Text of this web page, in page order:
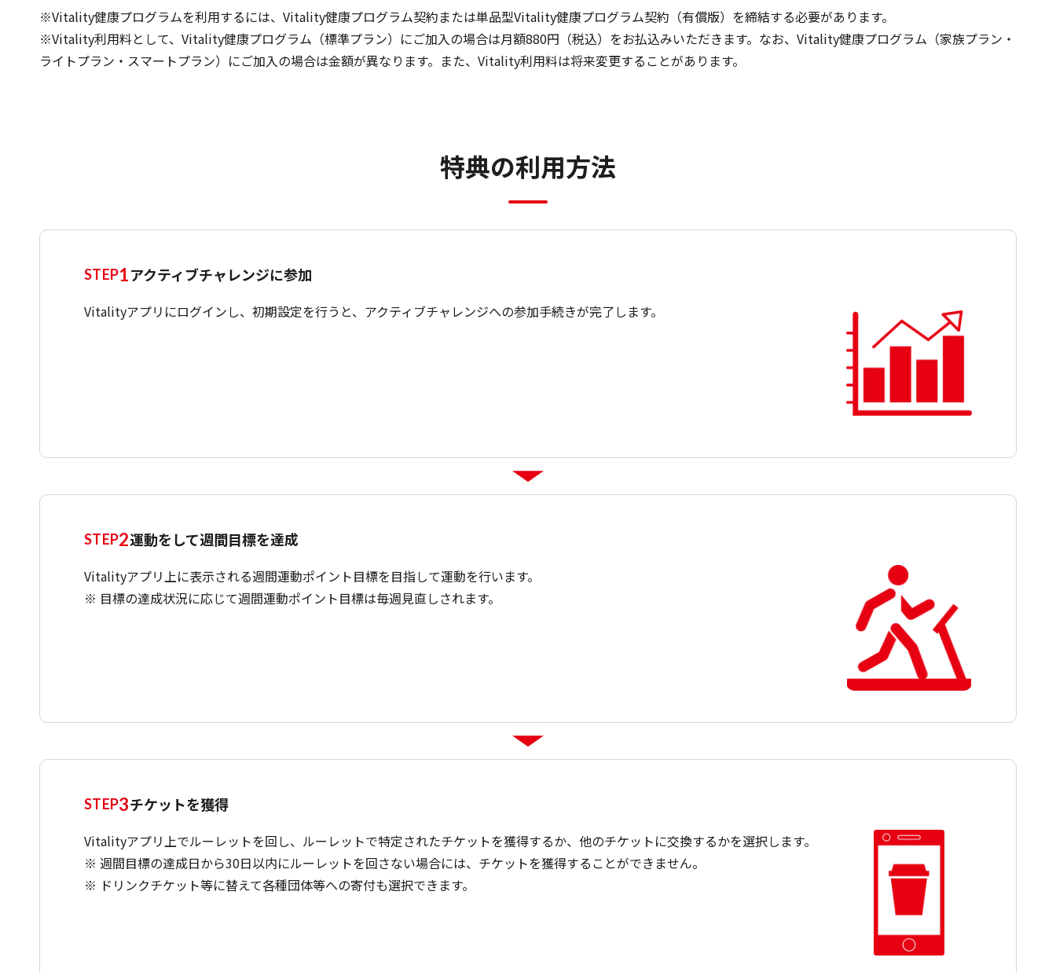
※Vitality健康プログラムを利用するには、Vitality健康プログラム契約または単品型Vitality健康プログラム契約（有償版）を締結する必要があります。
※Vitality利用料として、Vitality健康プログラム（標準プラン）にご加入の場合は月額880円（税込）をお払込みいただきます。なお、Vitality健康プログラム（家族プラン・
ライトプラン・スマートプラン）にご加入の場合は金額が異なります。また、Vitality利用料は将来変更することがあります。
特典の利用方法
STEP1アクティブチャレンジに参加
Vitalityアプリにログインし、初期設定を行うと、アクティブチャレンジへの参加手続きが完了します。
STEP2運動をして週間目標を達成
Vitalityアプリ上に表示される週間運動ポイント目標を目指して運動を行います。
※ 目標の達成状況に応じて週間運動ポイント目標は毎週見直しされます。
STEP3チケットを獲得
Vitalityアプリ上でルーレットを回し、ルーレットで特定されたチケットを獲得するか、他のチケットに交換するかを選択します。
※ 週間目標の達成日から30日以内にルーレットを回さない場合には、チケットを獲得することができません。
※ ドリンクチケット等に替えて各種団体等への寄付も選択できます。